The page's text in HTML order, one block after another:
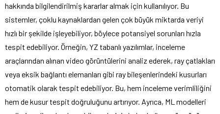
hakkında bilgilendirilmiş kararlar almak için kullanılıyor. Bu
sistemler, çoklu kaynaklardan gelen çok büyük miktarda veriyi
hızlı bir şekilde işleyebiliyor, böylece potansiyel sorunları hızla
tespit edebiliyor. Örneğin, YZ tabanlı yazılımlar, inceleme
araçlarından alınan video görüntülerini analiz ederek, ray çatlakları
veya eksik bağlantı elemanları gibi ray bileşenlerindeki kusurları
otomatik olarak tespit edebiliyor. Bu, hem inceleme verimliliğini
hem de kusur tespit doğruluğunu artırıyor. Ayrıca, ML modelleri